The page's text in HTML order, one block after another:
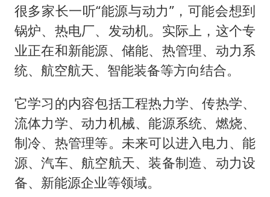
很多家长一听“能源与动力”，可能会想到
锅炉、热电厂、发动机。实际上，这个专
业正在和新能源、储能、热管理、动力系
统、航空航天、智能装备等方向结合。
它学习的内容包括工程热力学、传热学、
流体力学、动力机械、能源系统、燃烧、
制冷、热管理等。未来可以进入电力、能
源、汽车、航空航天、装备制造、动力设
备、新能源企业等领域。